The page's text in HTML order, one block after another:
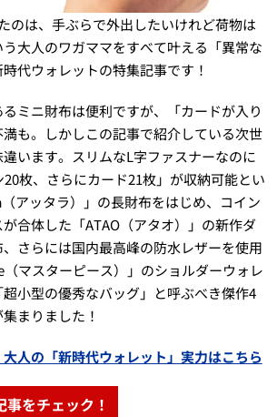
のは、手ぶらで外出したいけれど荷物は
大人のワガママをすべて叶える「異常な
代ウォレットの特集記事です！
ミニ財布は便利ですが、「カードが入り
も。しかしこの記事で紹介している次世
います。スリムなL字ファスナーなのに
20枚、さらにカード21枚」が収納可能とい
アッタラ）」の長財布をはじめ、コイン
合体した「ATAO（アタオ）」の新作ダ
さらには国内最高峰の防水レザーを使用
マスターピース）」のショルダーウォレ
小型の優秀なバッグ」と呼ぶべき傑作4
まりました！
人の「新時代ウォレット」実力はこちら
をチェック！